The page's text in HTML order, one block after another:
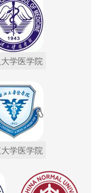
学医学院
学医学院